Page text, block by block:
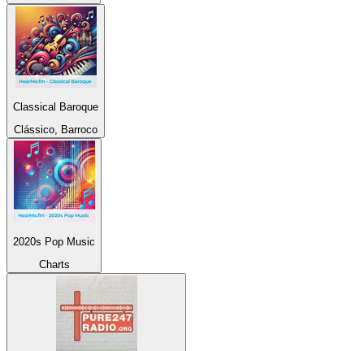
Classical Baroque
Clássico, Barroco
2020s Pop Music
Charts